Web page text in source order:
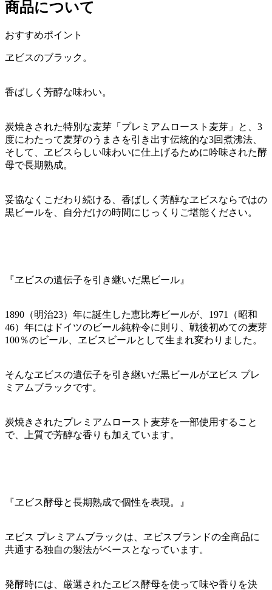
商品について
おすすめポイント
ヱビスのブラック。
香ばしく芳醇な味わい。
炭焼きされた特別な麦芽「プレミアムロースト麦芽」と、3
度にわたって麦芽のうまさを引き出す伝統的な3回煮沸法、
そして、ヱビスらしい味わいに仕上げるために吟味された酵
母で長期熟成。
妥協なくこだわり続ける、香ばしく芳醇なヱビスならではの
黒ビールを、自分だけの時間にじっくりご堪能ください。
『ヱビスの遺伝子を引き継いだ黒ビール』
1890（明治23）年に誕生した恵比寿ビールが、1971（昭和
46）年にはドイツのビール純粋令に則り、戦後初めての麦芽
100％のビール、ヱビスビールとして生まれ変わりました。
そんなヱビスの遺伝子を引き継いだ黒ビールがヱビス プレ
ミアムブラックです。
炭焼きされたプレミアムロースト麦芽を一部使用すること
で、上質で芳醇な香りも加えています。
『ヱビス酵母と長期熟成で個性を表現。』
ヱビス プレミアムブラックは、ヱビスブランドの全商品に
共通する独自の製法がベースとなっています。
発酵時には、厳選されたヱビス酵母を使って味や香りを決